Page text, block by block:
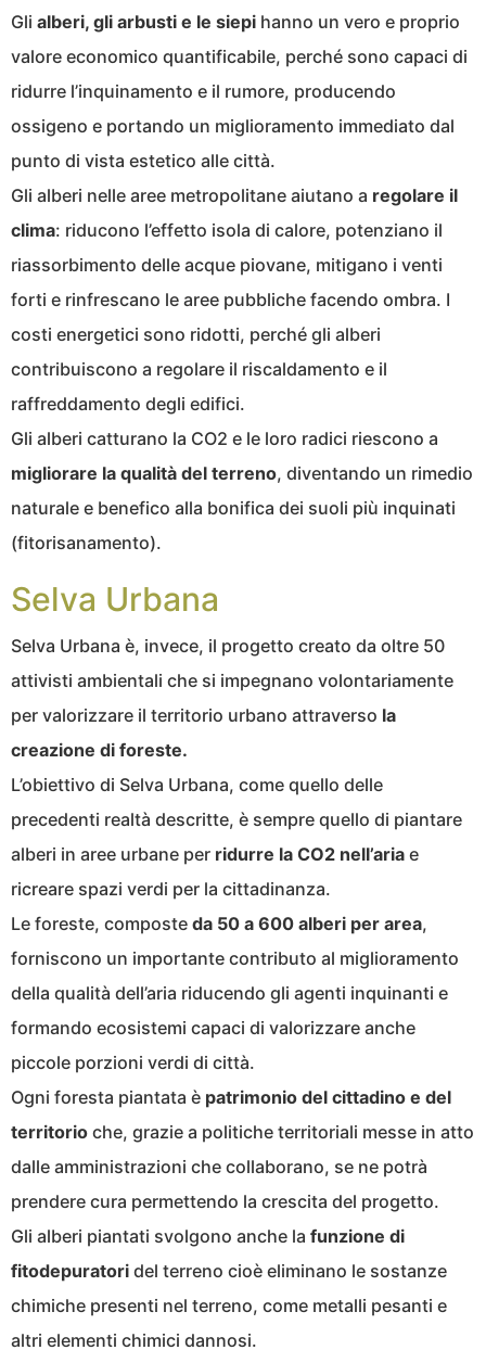
Gli alberi, gli arbusti e le siepi hanno un vero e proprio
valore economico quantificabile, perché sono capaci di
ridurre l’inquinamento e il rumore, producendo
ossigeno e portando un miglioramento immediato dal
punto di vista estetico alle città.
Gli alberi nelle aree metropolitane aiutano a regolare il
clima: riducono l’effetto isola di calore, potenziano il
riassorbimento delle acque piovane, mitigano i venti
forti e rinfrescano le aree pubbliche facendo ombra. I
costi energetici sono ridotti, perché gli alberi
contribuiscono a regolare il riscaldamento e il
raffreddamento degli edifici.
Gli alberi catturano la CO2 e le loro radici riescono a
migliorare la qualità del terreno, diventando un rimedio
naturale e benefico alla bonifica dei suoli più inquinati
(fitorisanamento).
Selva Urbana
Selva Urbana è, invece, il progetto creato da oltre 50
attivisti ambientali che si impegnano volontariamente
per valorizzare il territorio urbano attraverso la
creazione di foreste.
L’obiettivo di Selva Urbana, come quello delle
precedenti realtà descritte, è sempre quello di piantare
alberi in aree urbane per ridurre la CO2 nell’aria e
ricreare spazi verdi per la cittadinanza.
Le foreste, composte da 50 a 600 alberi per area,
forniscono un importante contributo al miglioramento
della qualità dell’aria riducendo gli agenti inquinanti e
formando ecosistemi capaci di valorizzare anche
piccole porzioni verdi di città.
Ogni foresta piantata è patrimonio del cittadino e del
territorio che, grazie a politiche territoriali messe in atto
dalle amministrazioni che collaborano, se ne potrà
prendere cura permettendo la crescita del progetto.
Gli alberi piantati svolgono anche la funzione di
fitodepuratori del terreno cioè eliminano le sostanze
chimiche presenti nel terreno, come metalli pesanti e
altri elementi chimici dannosi.